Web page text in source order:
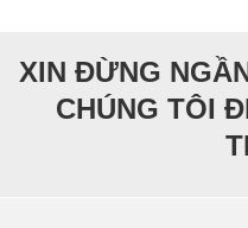
XIN ĐỪNG
CHÚNG TÔI